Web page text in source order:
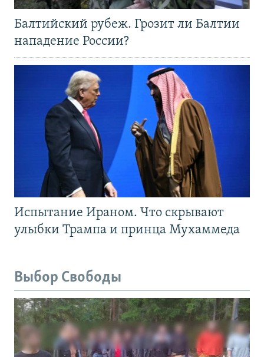
Балтийский рубеж. Грозит ли Балтии
нападение России?
Испытание Ираном. Что скрывают
улыбки Трампа и принца Мухаммеда
Выбор Свободы